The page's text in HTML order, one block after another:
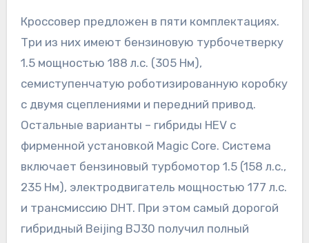
Кроссовер предложен в пяти комплектациях.
Три из них имеют бензиновую турбочетверку
1.5 мощностью 188 л.с. (305 Нм),
семиступенчатую роботизированную коробку
с двумя сцеплениями и передний привод.
Остальные варианты – гибриды HEV с
фирменной установкой Magic Core. Система
включает бензиновый турбомотор 1.5 (158 л.с.,
235 Нм), электродвигатель мощностью 177 л.с.
и трансмиссию DHT. При этом самый дорогой
гибридный Beijing BJ30 получил полный